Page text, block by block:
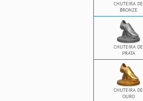
CHUTEIRA DE
BRONZE
CHUTEIRA DE
PRATA
CHUTEIRA DE
OURO